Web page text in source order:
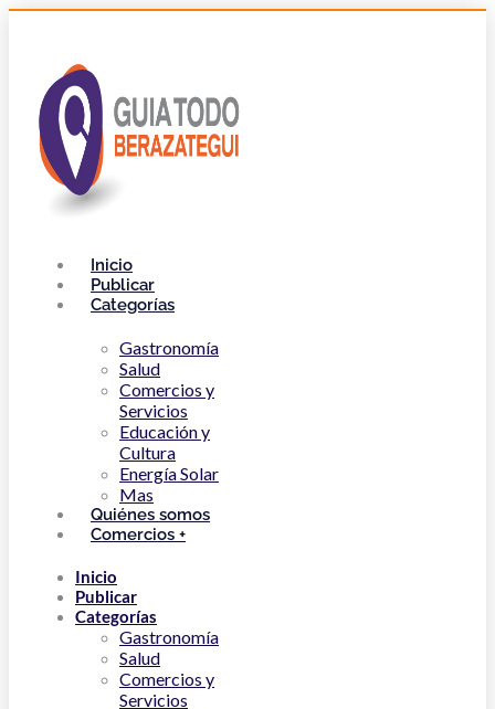
Inicio
Publicar
Categorías
Gastronomía
Salud
Comercios y
Servicios
Educación y
Cultura
Energía Solar
Mas
Quiénes somos
Comercios +
Inicio
Publicar
Categorías
Gastronomía
Salud
Comercios y
Servicios